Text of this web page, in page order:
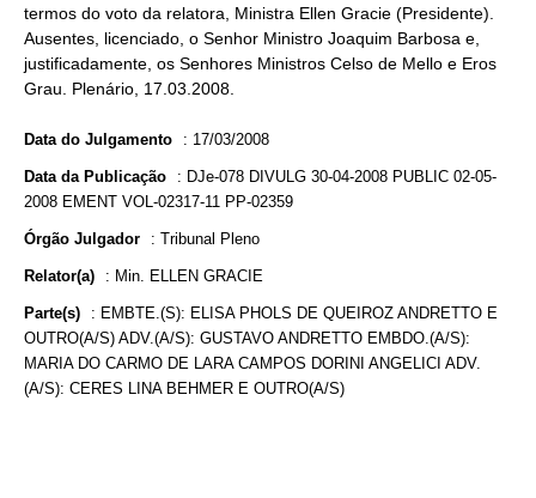
termos do voto da relatora, Ministra Ellen Gracie (Presidente).
Ausentes, licenciado, o Senhor Ministro Joaquim Barbosa e,
justificadamente, os Senhores Ministros Celso de Mello e Eros
Grau. Plenário, 17.03.2008.
Data do Julgamento : 17/03/2008
Data da Publicação : DJe-078 DIVULG 30-04-2008 PUBLIC 02-05-
2008 EMENT VOL-02317-11 PP-02359
Órgão Julgador : Tribunal Pleno
Relator(a) : Min. ELLEN GRACIE
Parte(s) : EMBTE.(S): ELISA PHOLS DE QUEIROZ ANDRETTO E
OUTRO(A/S) ADV.(A/S): GUSTAVO ANDRETTO EMBDO.(A/S):
MARIA DO CARMO DE LARA CAMPOS DORINI ANGELICI ADV.
(A/S): CERES LINA BEHMER E OUTRO(A/S)